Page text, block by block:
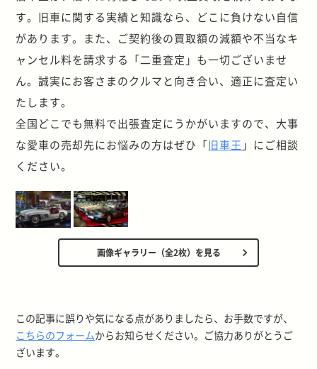
す。旧車に関する実績と知識なら、どこに負けない自信
があります。また、ご契約後の買取額の減額や不当なキ
ャンセル料を請求する「二重査定」も一切ございませ
ん。誠実にお客さまのクルマと向き合い、適正に査定い
たします。
全国どこでも無料で出張査定にうかがいますので、大事
な愛車の売却先にお悩みの方はぜひ「旧車王 」にご相談
ください。
画像ギャラリー（全2枚）を見る
この記事に誤りや気になる点がありましたら、お手数ですが、
こちらのフォームからお知らせください。ご協力ありがとうご
ざいます。